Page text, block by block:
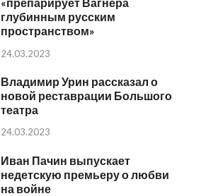
глубинным русским
пространством»
24.03.2023
Владимир Урин рассказал о
новой реставрации Большого
театра
24.03.2023
Иван Пачин выпускает
недетскую премьеру о любви
на войне